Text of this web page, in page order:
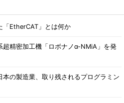
「EtherCAT」とは何か
超精密加工機「ロボナノα-NMiA」を発
本の製造業、取り残されるプログラミン